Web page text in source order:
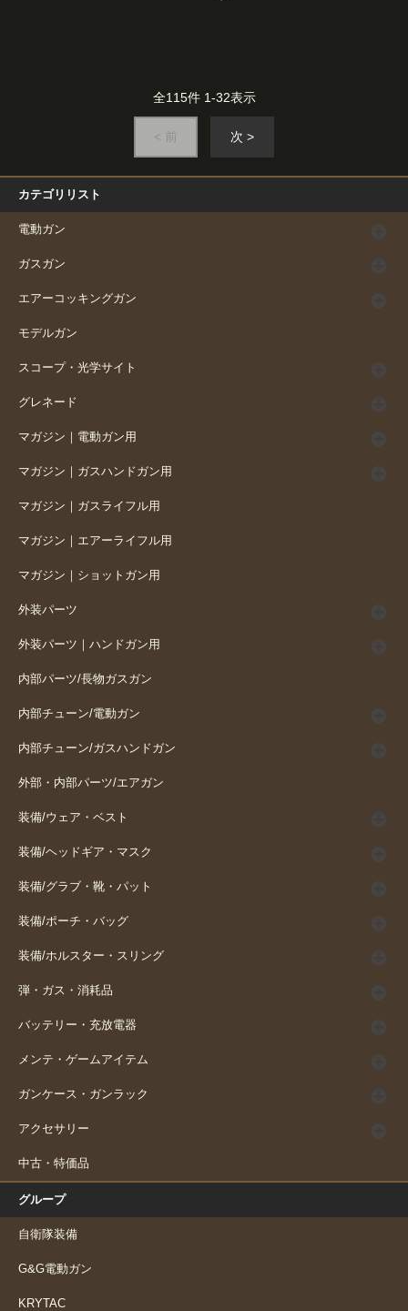
全115件 1-32表示
< 前 次 >
カテゴリリスト
電動ガン
ガスガン
エアーコッキングガン
モデルガン
スコープ・光学サイト
グレネード
マガジン｜電動ガン用
マガジン｜ガスハンドガン用
マガジン｜ガスライフル用
マガジン｜エアーライフル用
マガジン｜ショットガン用
外装パーツ
外装パーツ｜ハンドガン用
内部パーツ/長物ガスガン
内部チューン/電動ガン
内部チューン/ガスハンドガン
外部・内部パーツ/エアガン
装備/ウェア・ベスト
装備/ヘッドギア・マスク
装備/グラブ・靴・パット
装備/ポーチ・バッグ
装備/ホルスター・スリング
弾・ガス・消耗品
バッテリー・充放電器
メンテ・ゲームアイテム
ガンケース・ガンラック
アクセサリー
中古・特価品
グループ
自衛隊装備
G&G電動ガン
KRYTAC